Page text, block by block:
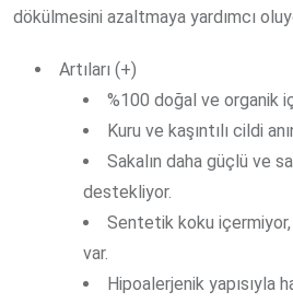
dökülmesini azaltmaya yardımcı
Artıları (+)
%100 doğal ve organik
Kuru ve kaşıntılı cildi
Sakalın daha güçlü ve
destekliyor.
Sentetik koku
var.
Hipoalerjenik yapısıyla